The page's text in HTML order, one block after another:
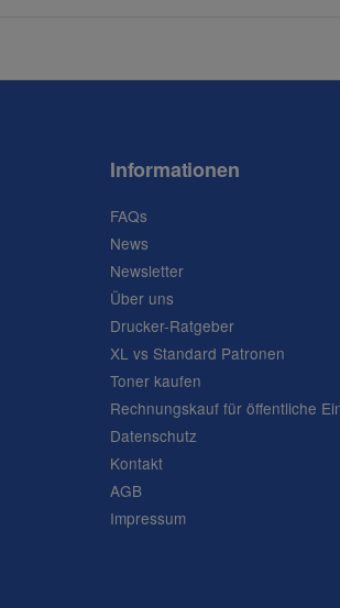
Informationen
FAQs
News
Newsletter
Über uns
Drucker-Ratgeber
XL vs Standard Patronen
Toner kaufen
Rechnungskauf für öffentliche
Datenschutz
Kontakt
AGB
Impressum